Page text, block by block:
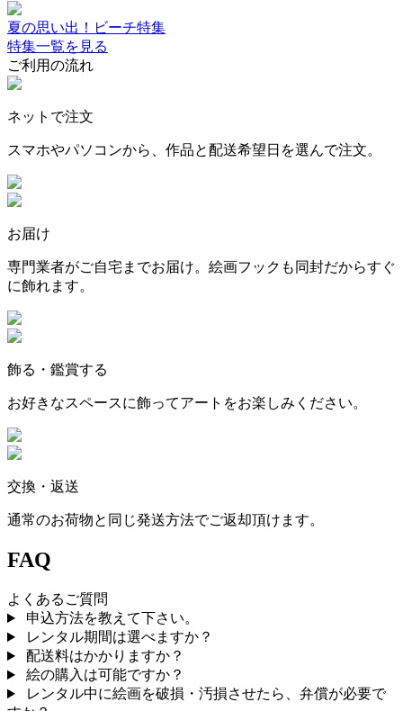
夏の思い出！ビーチ特集
特集一覧を見る
ご利用の流れ
ネットで注文
スマホやパソコンから、作品と配送希望日を選んで注文。
お届け
専門業者がご自宅までお届け。絵画フックも同封だからすぐ
に飾れます。
飾る・鑑賞する
お好きなスペースに飾ってアートをお楽しみください。
交換・返送
通常のお荷物と同じ発送方法でご返却頂けます。
FAQ
よくあるご質問
申込方法を教えて下さい。
レンタル期間は選べますか？
配送料はかかりますか？
絵の購入は可能ですか？
レンタル中に絵画を破損・汚損させたら、弁償が必要で